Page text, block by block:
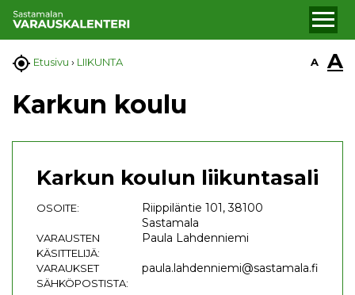
 Etusivu › LIIKUNTA A A
Karkun koulu
Karkun koulun liikuntasali
OSOITE:
Riippiläntie 101, 38100
Sastamala
VARAUSTEN
KÄSITTELIJÄ:
Paula Lahdenniemi
VARAUKSET
SÄHKÖPOSTISTA:
paula.lahdenniemi@sastamala.fi